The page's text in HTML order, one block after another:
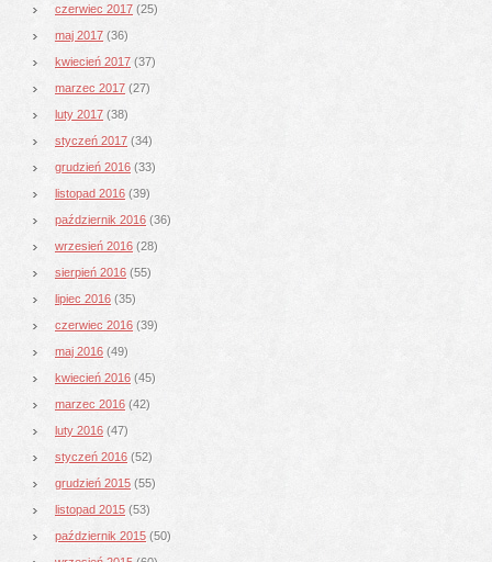
czerwiec 2017 (25)
maj 2017 (36)
kwiecień 2017 (37)
marzec 2017 (27)
luty 2017 (38)
styczeń 2017 (34)
grudzień 2016 (33)
listopad 2016 (39)
październik 2016 (36)
wrzesień 2016 (28)
sierpień 2016 (55)
lipiec 2016 (35)
czerwiec 2016 (39)
maj 2016 (49)
kwiecień 2016 (45)
marzec 2016 (42)
luty 2016 (47)
styczeń 2016 (52)
grudzień 2015 (55)
listopad 2015 (53)
październik 2015 (50)